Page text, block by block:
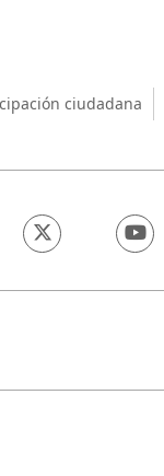
ciudadana